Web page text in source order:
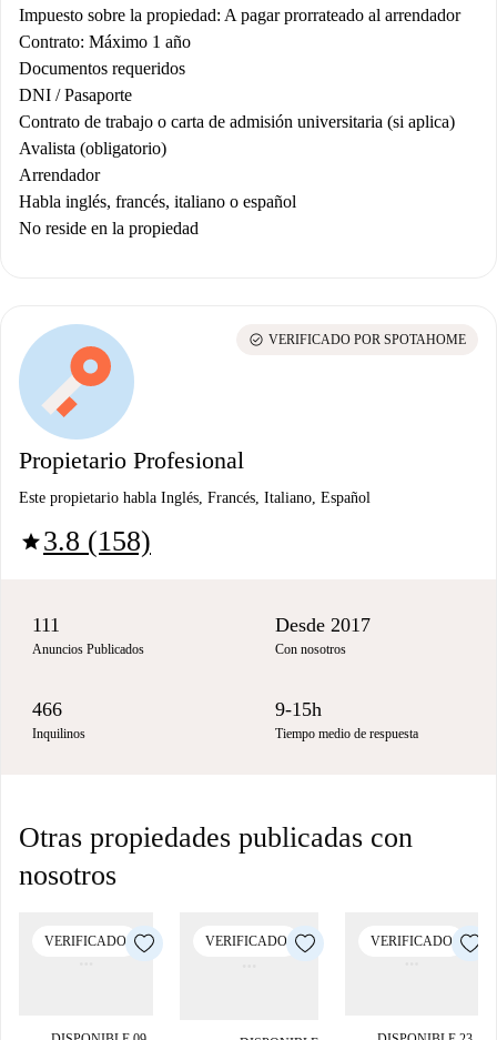
Impuesto sobre la propiedad: A pagar prorrateado al arrendador
Contrato: Máximo 1 año
Documentos requeridos
DNI / Pasaporte
Contrato de trabajo o carta de admisión universitaria (si aplica)
Avalista (obligatorio)
Arrendador
Habla inglés, francés, italiano o español
No reside en la propiedad
Propietario Profesional
Este propietario habla Inglés, Francés, Italiano, Español
star3.8 (158)
check_circle VERIFICADO POR SPOTAHOME
111
Anuncios Publicados
Desde 2017
Con nosotros
466
Inquilinos
9-15h
Tiempo medio de respuesta
Otras propiedades publicadas con
nosotros
VERIFICADO VERIFICADO VERIFICADO